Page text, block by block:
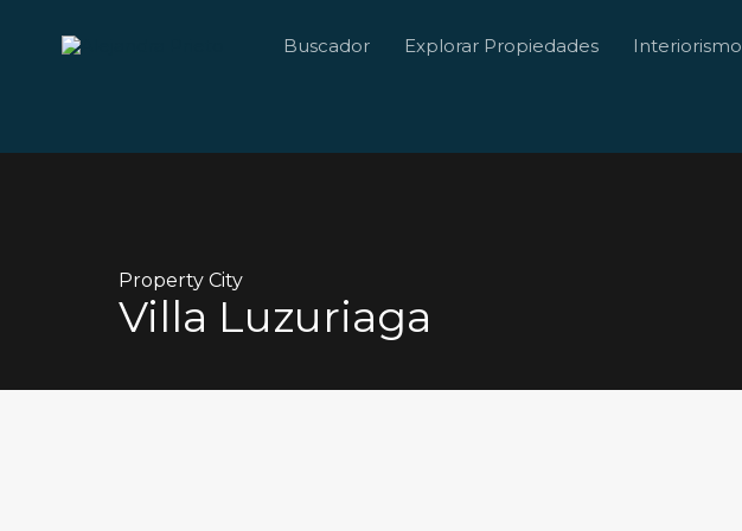
Buscador Explorar Propiedades Interiorismo
Property City
Villa Luzuriaga